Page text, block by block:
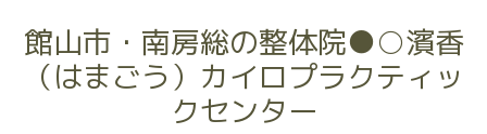
館山市・南房総の整体院●○濱香
（はまごう）カイロプラクティッ
クセンター